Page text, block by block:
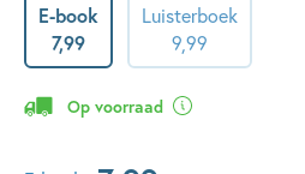
E-book
7,99
Luisterboek
999
Op voorraad